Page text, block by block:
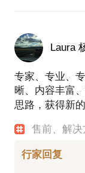
Laura
专家、专业、
晰、内容丰富
思路，获得新
售前、解
行家回复